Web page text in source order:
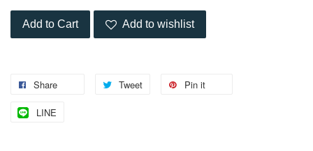
Add to Cart Add to wishlist
Share Tweet Pin it
LINE